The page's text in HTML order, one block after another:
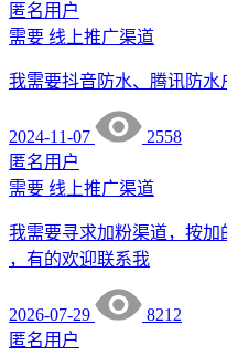
匿名用户
需要 线上推广渠道
我需要抖音防水、腾讯防水
2024-11-07
2558
匿名用户
需要 线上推广渠道
我需要寻求加粉渠道，按
，有的欢迎联系我
2026-07-29
8212
匿名用户